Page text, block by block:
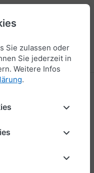
Wunschliste Warenkorb
Edelstahl matt
Sie zulassen oder
Sie jederzeit in
Weitere Infos
.